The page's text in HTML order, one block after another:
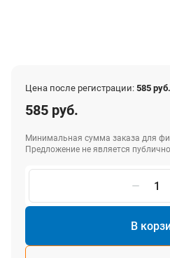
Цена после регистрации: 585 руб.
585 руб.
Минимальная сумма заказа для
Предложение не является
В